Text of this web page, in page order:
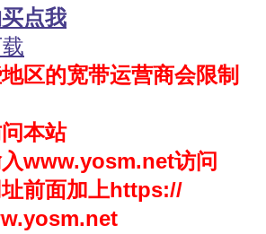
木花琳琳是勇者视频
点我
区的宽带运营商会限制
本站
www.yosm.net访问
前面加上https://